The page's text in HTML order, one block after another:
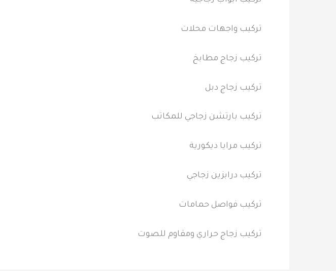
تركيب واجهات محلات
تركيب زجاج مطابخ
تركيب زجاج دبل
تركيب بارتشن زجاجي للمكاتب
تركيب مرايا ديكورية
تركيب درابزين زجاجي
تركيب فواصل حمامات
تركيب زجاج حراري ومقاوم للصوت